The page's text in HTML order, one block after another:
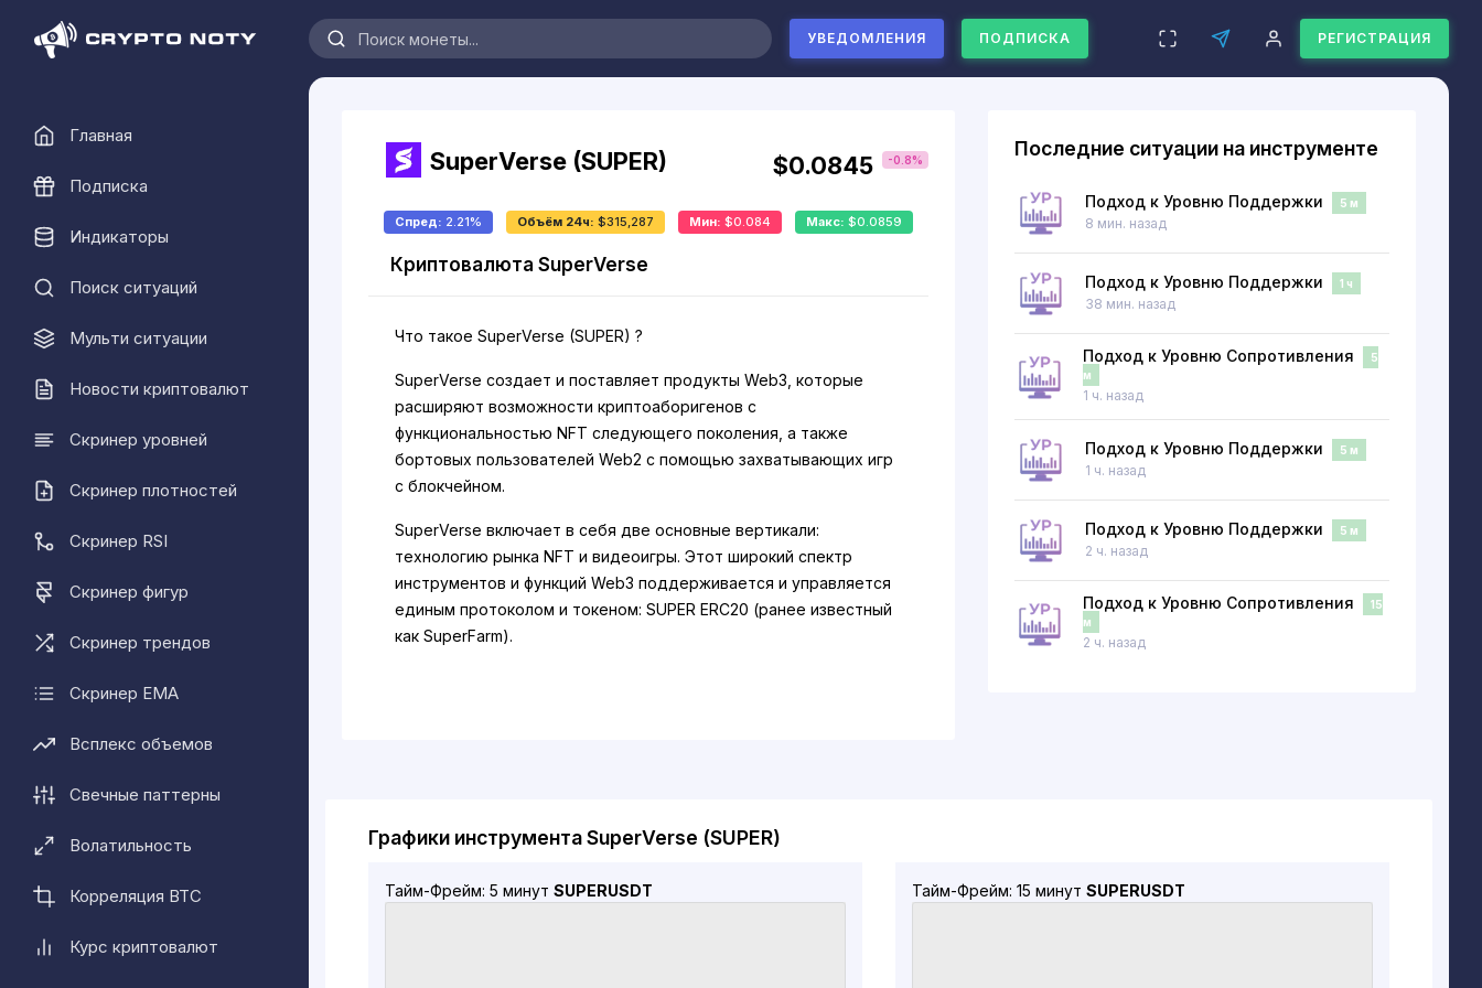
УВЕДОМЛЕНИЯ ПОДПИСКА РЕГИСТРАЦИЯ
Главная
Подписка
Индикаторы
Поиск ситуаций
Мульти ситуации
Новости криптовалют
Скринер уровней
Скринер плотностей
Скринер RSI
Скринер фигур
Скринер трендов
Скринер EMA
Всплекс объемов
Свечные паттерны
Волатильность
Корреляция BTC
Курс криптовалют
SuperVerse (SUPER) $0.0845 -0.8%
Спред: 2.21% Объём 24ч: $315,287 Мин: $0.084 Макс: $0.0859
Криптовалюта SuperVerse
Что такое SuperVerse (SUPER) ?
SuperVerse создает и поставляет продукты Web3, которые
расширяют возможности криптоаборигенов с
функциональностью NFT следующего поколения, а также
бортовых пользователей Web2 с помощью захватывающих игр
с блокчейном.
SuperVerse включает в себя две основные вертикали:
технологию рынка NFT и видеоигры. Этот широкий спектр
инструментов и функций Web3 поддерживается и управляется
единым протоколом и токеном: SUPER ERC20 (ранее известный
как SuperFarm).
Создавая веселые и инклюзивные игры, которые
стремится преодолеть текущие ограничения пространства
Последние ситуации на инструменте
Подход к Уровню Поддержки 5 м
8 мин. назад
Подход к Уровню Поддержки 1 ч
38 мин. назад
Подход к Уровню Сопротивления
5
м
1 ч. назад
Подход к Уровню Поддержки 5 м
1 ч. назад
Подход к Уровню Поддержки 5 м
2 ч. назад
Подход к Уровню Сопротивления
15
м
2 ч. назад
Графики инструмента SuperVerse (SUPER)
Тайм-Фрейм: 5 минут SUPERUSDT Тайм-Фрейм: 15 минут SUPERUSDT